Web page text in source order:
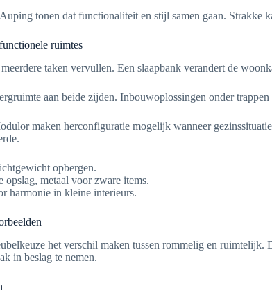
tonen dat functionaliteit en stijl samen gaan. Strakke
ruimtes
taken vervullen. Een slaapbank verandert de
aan beide zijden. Inbouwoplossingen onder
maken herconfiguratie mogelijk wanneer
opbergen.
opslag, metaal voor zware items.
harmonie in kleine interieurs.
het verschil maken tussen rommelig en
in beslag te nemen.